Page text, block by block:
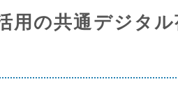
用の共通デジタ